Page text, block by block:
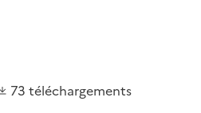
73 téléchargements